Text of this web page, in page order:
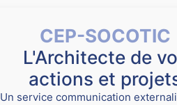
CEP-SOCOTIC
L'Architecte de
actions et
Un service communication